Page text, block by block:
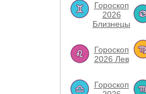
Гороскоп
2026
Близнецы
Гороскоп
2026 Лев
Гороскоп